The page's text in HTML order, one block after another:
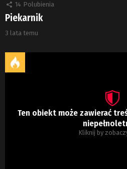
14 Polubienia
Piekarnik
3 lata temu
Ten obiekt może zawierać
Kliknij by